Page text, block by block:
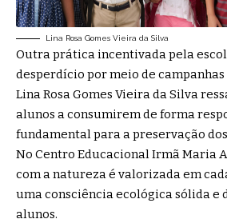
Lina Rosa Gomes Vieira da Silva
Outra prática incentivada pela
desperdício por meio de
Lina Rosa Gomes Vieira da Silva
alunos a consumirem de forma
fundamental para a preservação
No Centro Educacional Irmã Maria
com a natureza é valorizada em
uma consciência ecológica sólida e
alunos.